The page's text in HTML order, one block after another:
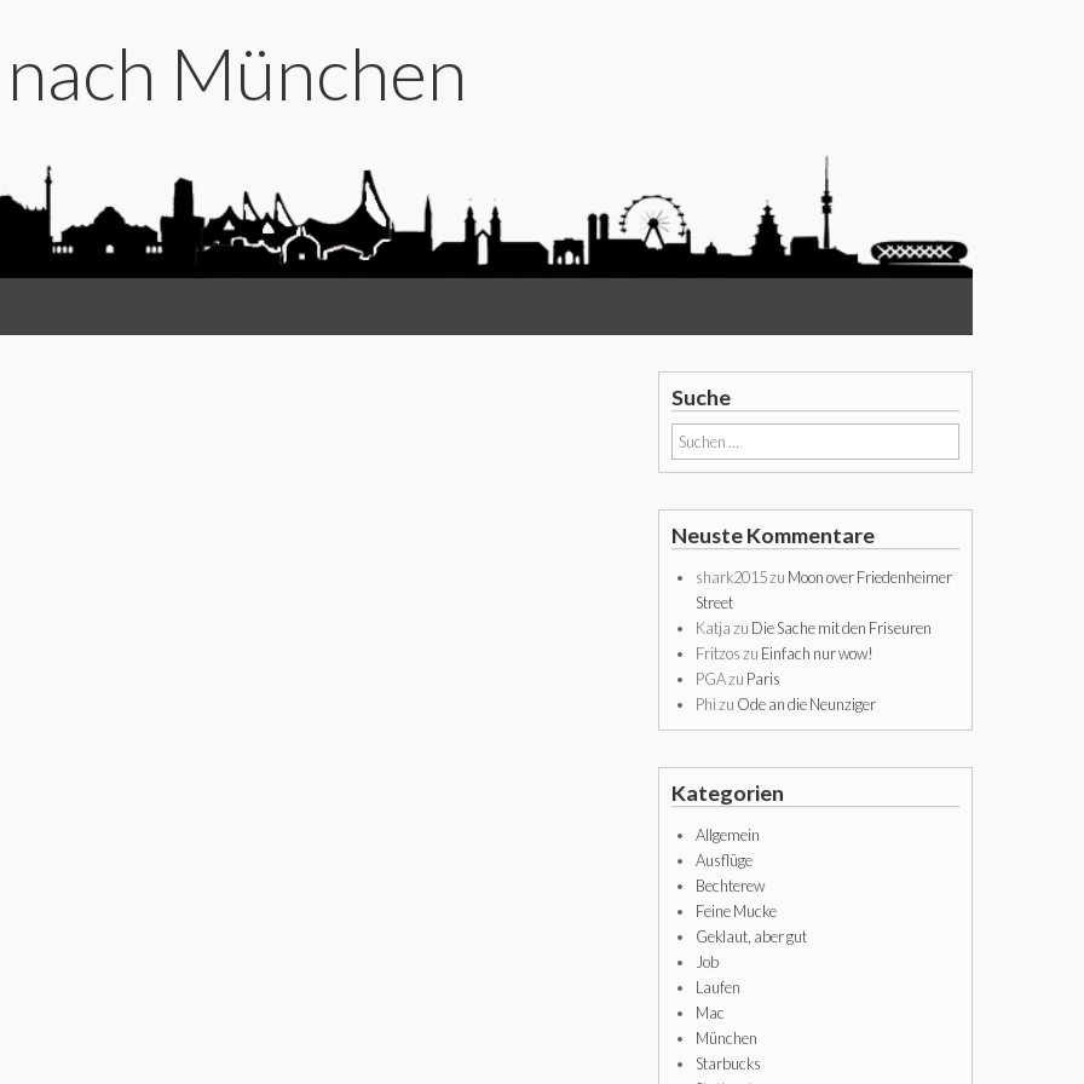
München
Suche
Suchen
nach:
Neuste Kommentare
shark2015zu Moon over Friedenheimer
Street
Katjazu Die Sache mit den Friseuren
Fritzoszu Einfach nur wow!
PGAzu Paris
Phizu Ode an die Neunziger
Kategorien
Allgemein
Ausflüge
Bechterew
Feine Mucke
Geklaut, aber gut
Job
Laufen
Mac
München
Starbucks